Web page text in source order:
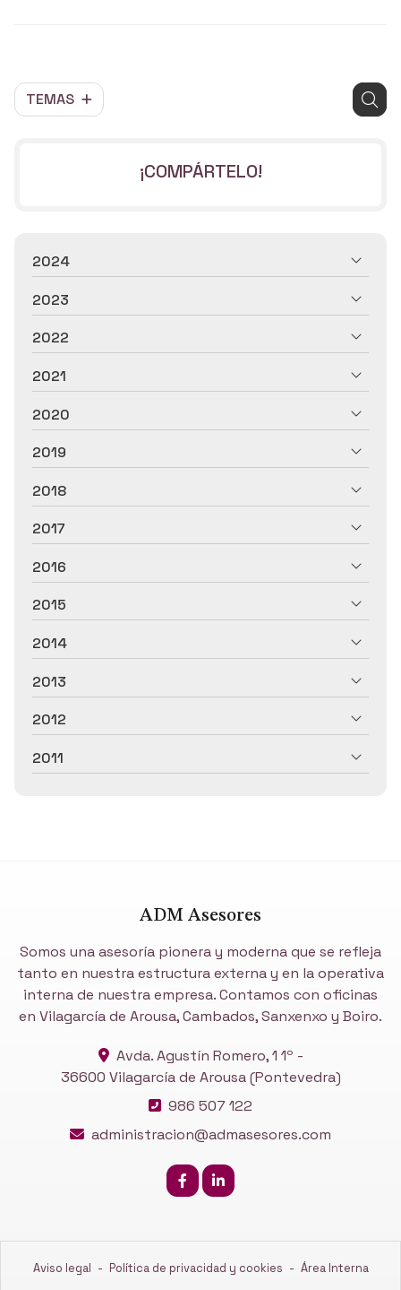
TEMAS
¡COMPÁRTELO!
2024
2023
2022
2021
2020
2019
2018
2017
2016
2015
2014
2013
2012
2011
ADM Asesores
Somos una asesoría pionera y moderna que se refleja
tanto en nuestra estructura externa y en la operativa
interna de nuestra empresa. Contamos con oficinas
en Vilagarcía de Arousa, Cambados, Sanxenxo y Boiro.
Avda. Agustín Romero, 1 1º -
36600 Vilagarcía de Arousa(Pontevedra)
986 507 122
administracion@admasesores.com
Aviso legal - Política de privacidad y cookies - Área Interna